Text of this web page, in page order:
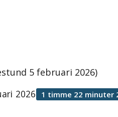
5 februari 2026)
2026 1 timme 22 minuter